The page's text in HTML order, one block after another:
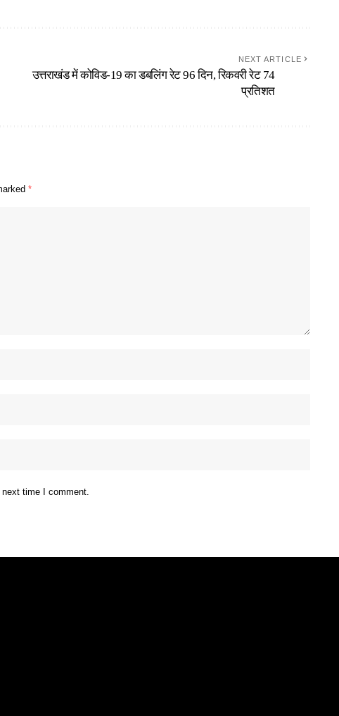
NEXT ARTICLE
उत्तराखंड में कोविड-19 का डबलिंग रेट 96 दिन, रिकवरी रेट 74
प्रतिशत
*
time I comment.